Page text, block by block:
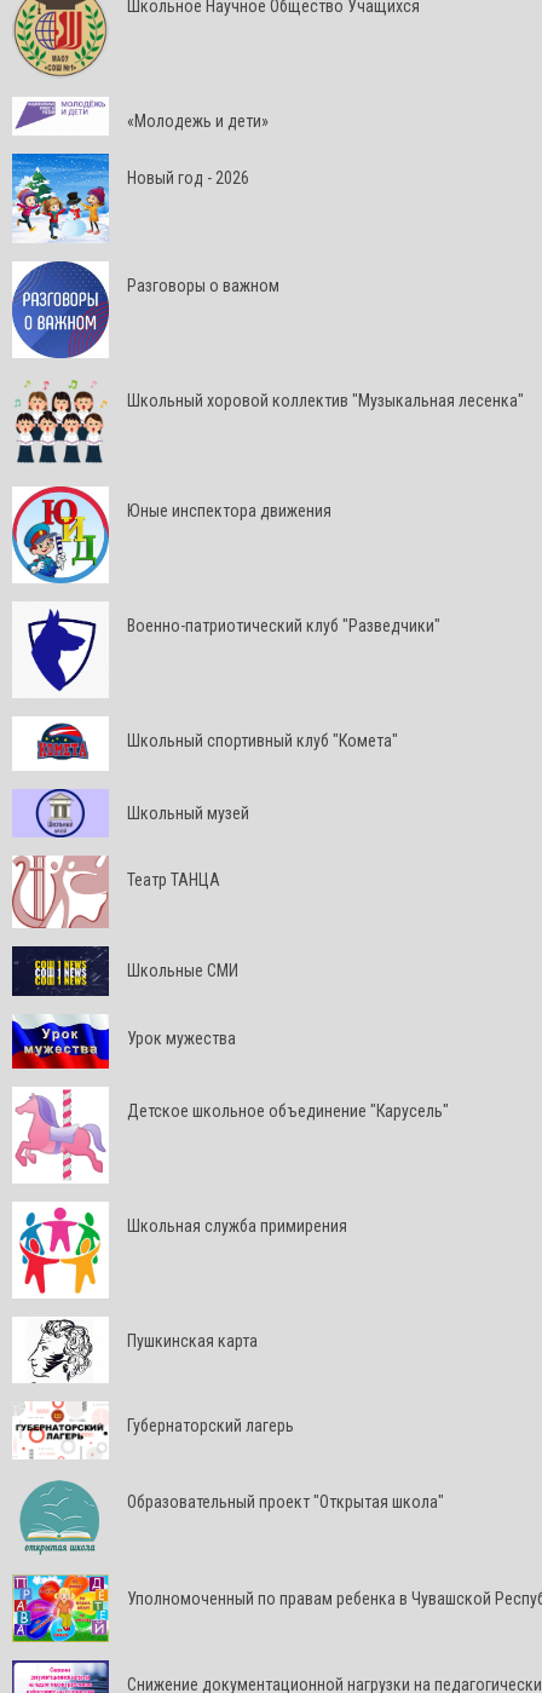
Школьное Научное Общество Учащихся
«Молодежь и дети»
Новый год - 2026
Разговоры о важном
Школьный хоровой коллектив "Музыкальная лесенка"
Юные инспектора движения
Военно-патриотический клуб "Разведчики"
Школьный спортивный клуб "Комета"
Школьный музей
Театр ТАНЦА
Школьные СМИ
Урок мужества
Детское школьное объединение "Карусель"
Школьная служба примирения
Пушкинская карта
Губернаторский лагерь
Образовательный проект "Открытая школа"
Уполномоченный по правам ребенка в Чувашской
Снижение документационной нагрузки на